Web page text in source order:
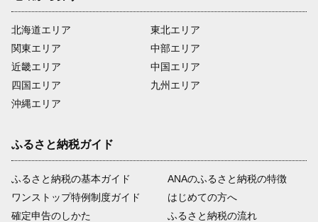
北海道エリア
関東エリア
近畿エリア
四国エリア
沖縄エリア
東北エリア
中部エリア
中国エリア
九州エリア
ふるさと納税ガイド
ふるさと納税の基本ガイド
ワンストップ特例制度ガイド
確定申告のしかた
ANAのふるさと納税の特徴
はじめての方へ
ふるさと納税の流れ